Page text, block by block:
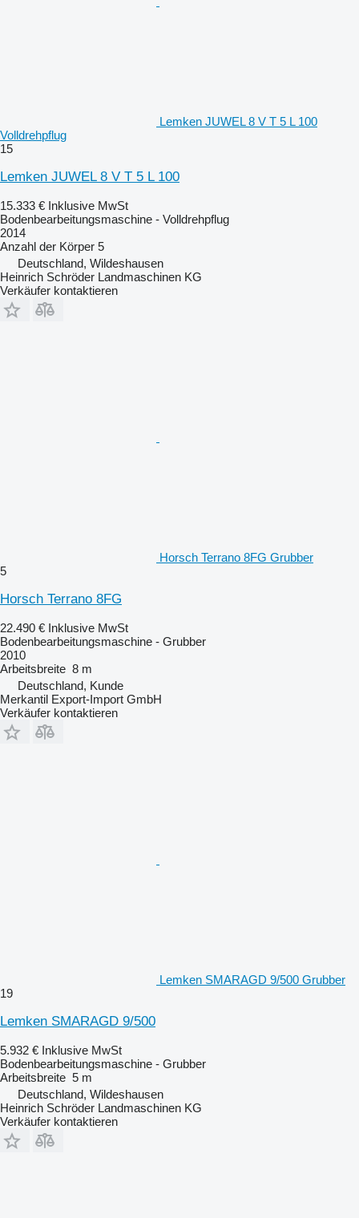
Lemken JUWEL 8 V T 5 L 100
Volldrehpflug
15
Lemken JUWEL 8 V T 5 L 100
15.333 € Inklusive MwSt
Bodenbearbeitungsmaschine - Volldrehpflug
2014
Anzahl der Körper 5
Deutschland, Wildeshausen
Heinrich Schröder Landmaschinen KG
Verkäufer kontaktieren
Horsch Terrano 8FG Grubber
5
Horsch Terrano 8FG
22.490 € Inklusive MwSt
Bodenbearbeitungsmaschine - Grubber
2010
Arbeitsbreite 8 m
Deutschland, Kunde
Merkantil Export-Import GmbH
Verkäufer kontaktieren
Lemken SMARAGD 9/500 Grubber
19
Lemken SMARAGD 9/500
5.932 € Inklusive MwSt
Bodenbearbeitungsmaschine - Grubber
Arbeitsbreite 5 m
Deutschland, Wildeshausen
Heinrich Schröder Landmaschinen KG
Verkäufer kontaktieren